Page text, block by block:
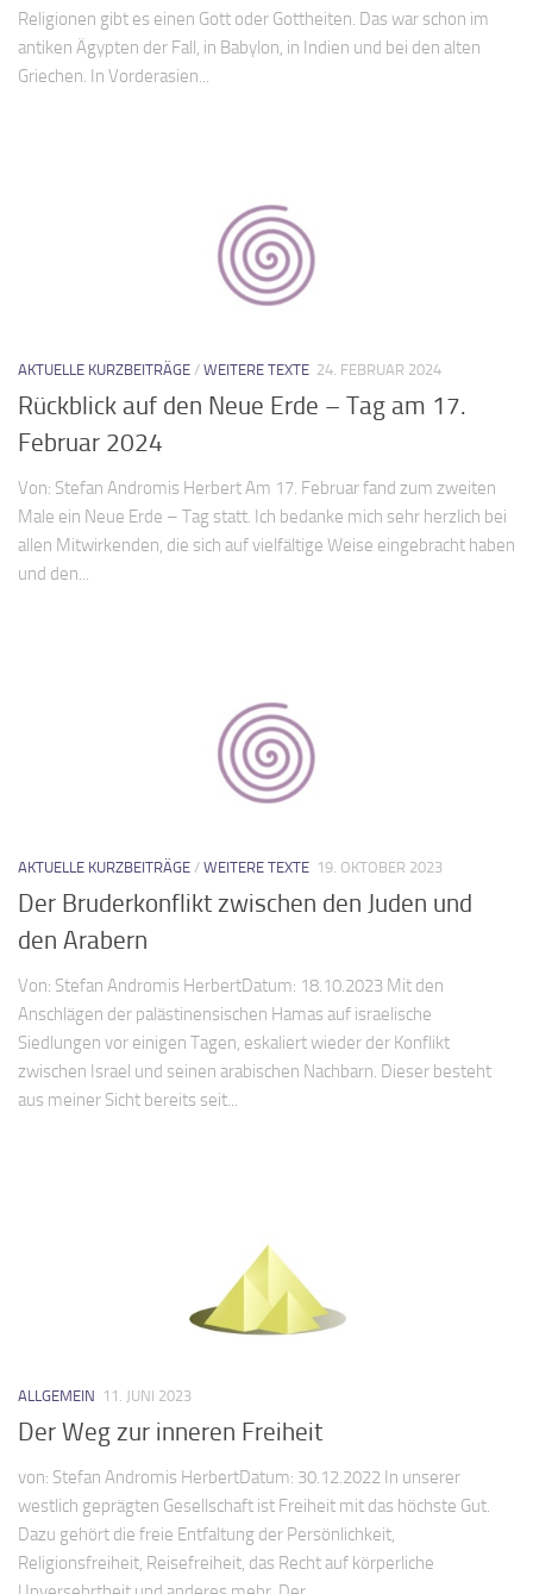
Religionen gibt es einen Gott oder Gottheiten. Das war schon im
antiken Ägypten der Fall, in Babylon, in Indien und bei den alten
Griechen. In Vorderasien...
AKTUELLE KURZBEITRÄGE / WEITERE TEXTE 24. FEBRUAR 2024
Rückblick auf den Neue Erde – Tag am 17.
Februar 2024
Von: Stefan Andromis Herbert Am 17. Februar fand zum zweiten
Male ein Neue Erde – Tag statt. Ich bedanke mich sehr herzlich bei
allen Mitwirkenden, die sich auf vielfältige Weise eingebracht haben
und den...
AKTUELLE KURZBEITRÄGE / WEITERE TEXTE 19. OKTOBER 2023
Der Bruderkonflikt zwischen den Juden und
den Arabern
Von: Stefan Andromis HerbertDatum: 18.10.2023 Mit den
Anschlägen der palästinensischen Hamas auf israelische
Siedlungen vor einigen Tagen, eskaliert wieder der Konflikt
zwischen Israel und seinen arabischen Nachbarn. Dieser besteht
aus meiner Sicht bereits seit...
ALLGEMEIN 11. JUNI 2023
Der Weg zur inneren Freiheit
von: Stefan Andromis HerbertDatum: 30.12.2022 In unserer
westlich geprägten Gesellschaft ist Freiheit mit das höchste Gut.
Dazu gehört die freie Entfaltung der Persönlichkeit,
Religionsfreiheit, Reisefreiheit, das Recht auf körperliche